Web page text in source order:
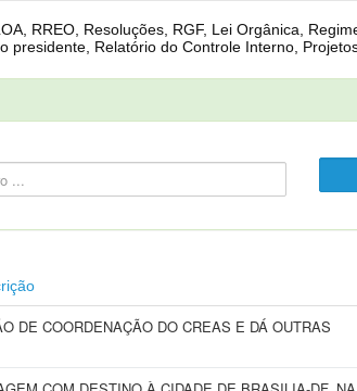
DE COORDENAÇÃO DO CREAS E DÁ OUTRAS